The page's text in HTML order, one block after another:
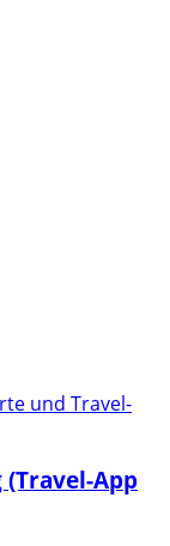
und Travel-
(Travel-App